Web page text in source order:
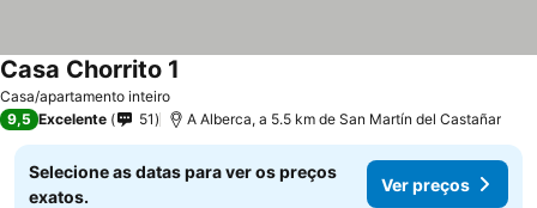
Casa/apartamento inteiro
Casa Chorrito 1
9,5 Excelente 51 A Alberca, a 5.5 km de San Martín del Castañar
Selecione as datas para ver os preços
exatos.
Ver preços